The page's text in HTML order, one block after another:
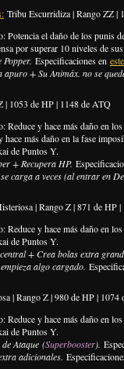
Tribu Escurridiza | Rango ZZ |
Potencia el daño de los punis
por superar 10 niveles de
Popper. Especificaciones en
apuro + Su Animáx. no se
| 1053 de HP | 1148 de ATQ
Reduce y hace más daño en
hace más daño en la fase
de Puntos Y.
+ Recupera HP.
carga a veces (al entrar en
| Rango Z | 871 de HP
Reduce y hace más daño en
de Puntos Y.
+ Crea bolas extra
algo cargado.
| Rango Z | 980 de HP | 1074
Reduce y hace más daño en
de Puntos Y.
Ataque (Superbooster).
adicionales.